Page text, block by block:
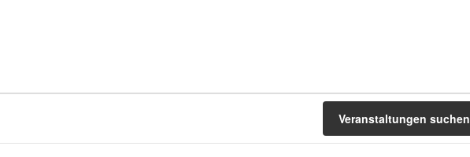
Veranstaltungen suchen